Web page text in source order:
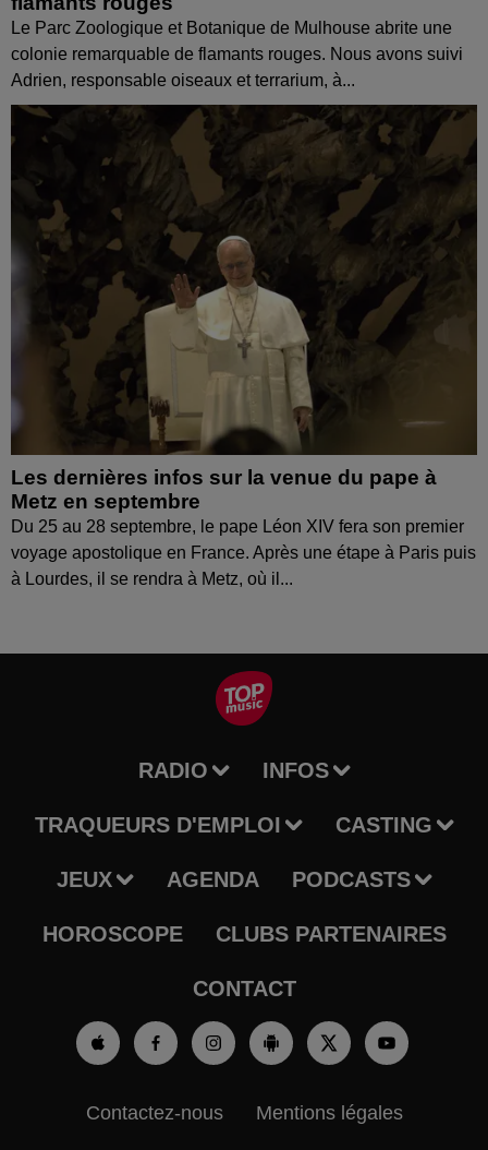
Le Parc Zoologique et Botanique de Mulhouse abrite une
colonie remarquable de flamants rouges. Nous avons suivi
Adrien, responsable oiseaux et terrarium, à...
Les dernières infos sur la venue du pape à
Metz en septembre
Du 25 au 28 septembre, le pape Léon XIV fera son premier
voyage apostolique en France. Après une étape à Paris puis
à Lourdes, il se rendra à Metz, où il...
RADIO INFOS
TRAQUEURS D'EMPLOI CASTING
JEUX AGENDA PODCASTS
HOROSCOPE CLUBS PARTENAIRES
CONTACT
Contactez-nous Mentions légales